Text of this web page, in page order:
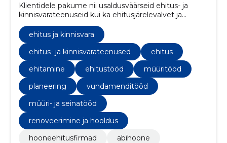
Klientidele pakume nii usaldusväärseid ehitus- ja
kinnisvarateenuseid kui ka ehitusjärelevalvet ja
teile meelepärane.
ehitus ja kinnisvara
ehitus- ja kinnisvarateenused
ehitus
ehitamine
ehitustööd
müüritööd
planeering
vundamenditööd
müüri- ja seinatööd
renoveerimine ja hooldus
hooneehitusfirmad
abihoone